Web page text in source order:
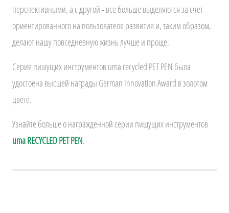
перспективными, а с другой - все больше выделяются за счет
ориентированного на пользователя развития и, таким образом,
делают нашу повседневную жизнь лучше и проще.
Серия пишущих инструментов uma recycled PET PEN была
удостоена высшей награды German Innovation Award в золотом
цвете.
Узнайте больше о награжденной серии пишущих инструментов
uma RECYCLED PET PEN.